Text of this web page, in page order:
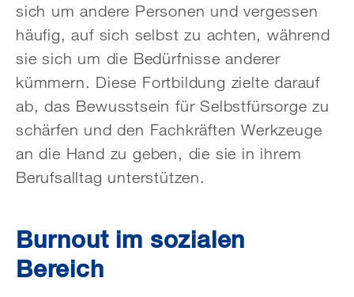
sich um andere Personen und vergessen
häufig, auf sich selbst zu achten, während
sie sich um die Bedürfnisse anderer
kümmern. Diese Fortbildung zielte darauf
ab, das Bewusstsein für Selbstfürsorge zu
schärfen und den Fachkräften Werkzeuge
an die Hand zu geben, die sie in ihrem
Berufsalltag unterstützen.
Burnout im sozialen
Bereich